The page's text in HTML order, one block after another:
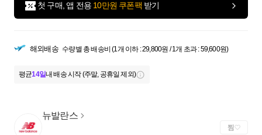
첫 구매, 앱 전용 10만원 쿠폰팩 받기
해외배송 수량별 총 배송비 (1개 이하 : 29,800원 / 1개 초과 : 59,600원)
평균14일내 배송 시작 (주말, 공휴일 제외)
뉴발란스
찜